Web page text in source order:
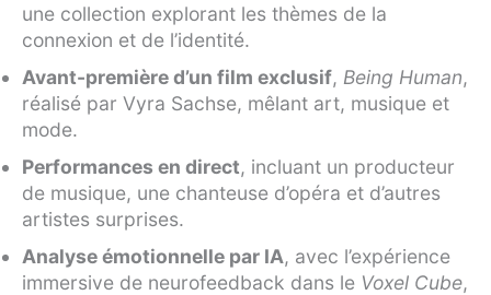
une collection explorant les thèmes de la
connexion et de l’identité.
Avant-première d’un film exclusif, Being Human,
réalisé par Vyra Sachse, mêlant art, musique et
mode.
Performances en direct, incluant un producteur
de musique, une chanteuse d’opéra et d’autres
artistes surprises.
Analyse émotionnelle par IA, avec l’expérience
immersive de neurofeedback dans le Voxel Cube,